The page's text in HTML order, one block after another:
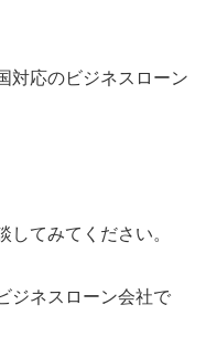
対応のビジネスローン
してみてください。
ジネスローン会社で